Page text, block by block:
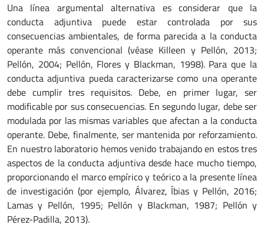
Una línea argumental alternativa es considerar que la
conducta adjuntiva puede estar controlada por sus
consecuencias ambientales, de forma parecida a la conducta
operante más convencional (véase Killeen y Pellón, 2013;
Pellón, 2004; Pellón, Flores y Blackman, 1998). Para que la
conducta adjuntiva pueda caracterizarse como una operante
debe cumplir tres requisitos. Debe, en primer lugar, ser
modificable por sus consecuencias. En segundo lugar, debe ser
modulada por las mismas variables que afectan a la conducta
operante. Debe, finalmente, ser mantenida por reforzamiento.
En nuestro laboratorio hemos venido trabajando en estos tres
aspectos de la conducta adjuntiva desde hace mucho tiempo,
proporcionando el marco empírico y teórico a la presente línea
de investigación (por ejemplo, Álvarez, Íbias y Pellón, 2016;
Lamas y Pellón, 1995; Pellón y Blackman, 1987; Pellón y
Pérez-Padilla, 2013).